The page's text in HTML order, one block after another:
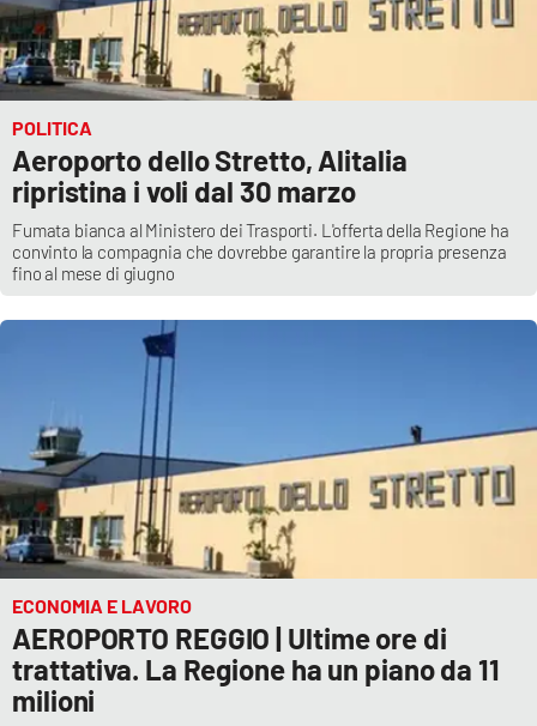
POLITICA
Aeroporto dello Stretto, Alitalia
ripristina i voli dal 30 marzo
Fumata bianca al Ministero dei Trasporti. L'offerta della Regione ha
convinto la compagnia che dovrebbe garantire la propria presenza
fino al mese di giugno
ECONOMIA E LAVORO
AEROPORTO REGGIO | Ultime ore di
trattativa. La Regione ha un piano da 11
milioni